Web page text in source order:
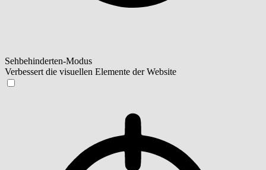
Sehbehinderten-Modus
Verbessert die visuellen Elemente der Website